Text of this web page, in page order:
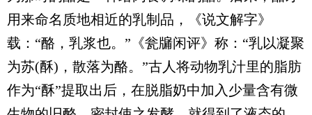
用来命名质地相近的乳制品，《说文解字》
载：“酪，乳浆也。”《瓮牖闲评》称：“乳以凝聚
为苏(酥)，散落为酪。”古人将动物乳汁里的脂肪
作为“酥”提取出后，在脱脂奶中加入少量含有微